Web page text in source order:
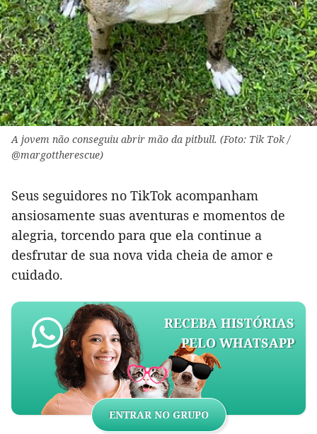
A jovem não conseguiu abrir mão da pitbull. (Foto: Tik Tok /
@margottherescue)
Seus seguidores no TikTok acompanham
ansiosamente suas aventuras e momentos de
alegria, torcendo para que ela continue a
desfrutar de sua nova vida cheia de amor e
cuidado.
RECEBA HISTÓRIAS
PELO WHATSAPP
ENTRAR NO GRUPO